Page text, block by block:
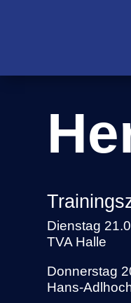
Dienstag
TVA Halle
Donnerstag
Hans-